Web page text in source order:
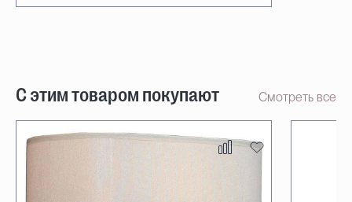
С этим товаром покупают Смотреть все